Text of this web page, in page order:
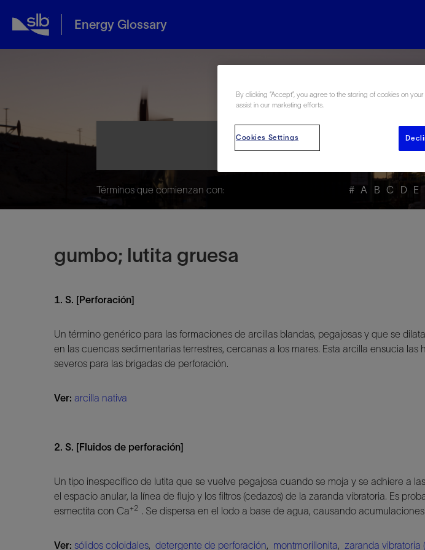
Energy Glossary
Energy
Términos que comienzan con: # A B C D E
gumbo; lutita gruesa
1. S. [Perforación]
Un término genérico para las formaciones de arcillas blandas, pegajosas y que se
en las cuencas sedimentarias terrestres, cercanas a los mares. Esta arcilla ensucia
severos para las brigadas de perforación.
Ver: arcilla nativa
2. S. [Fluidos de perforación]
Un tipo inespecífico de lutita que se vuelve pegajosa cuando se moja y se adhiere a
el espacio anular, la línea de flujo y los filtros (cedazos) de la zaranda vibratoria. Es
esmectita con Ca+2 . Se dispersa en el lodo a base de agua, causando
Ver: sólidos coloidales, detergente de perforación, montmorillonita, zaranda vibratoria
By clicking “Accept”, you agree to the storing of cookies on
assist in our marketing efforts.
Cookies Settings